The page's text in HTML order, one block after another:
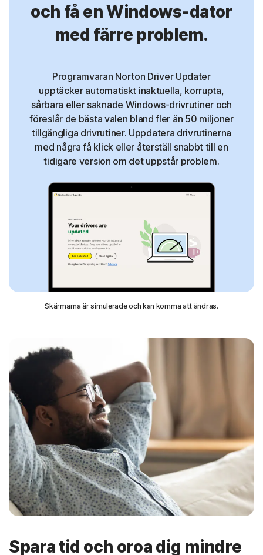
och få en Windows-dator
med färre problem.
Programvaran Norton Driver Updater
upptäcker automatiskt inaktuella, korrupta,
sårbara eller saknade Windows-drivrutiner och
föreslår de bästa valen bland fler än 50 miljoner
tillgängliga drivrutiner. Uppdatera drivrutinerna
med några få klick eller återställ snabbt till en
tidigare version om det uppstår problem.
Skärmarna är simulerade och kan komma att ändras.
Spara tid och oroa dig mindre